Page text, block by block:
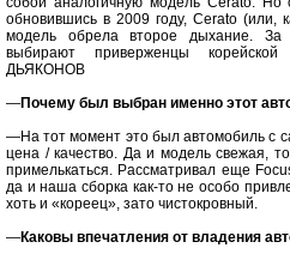
обновившись в 2009 году, Cerato (или,
модель обрела второе дыхание. За
выбирают приверженцы корейской
ДЬЯКОНОВ
—Почему был выбран именно этот
—На тот момент это был автомобиль с
цена / качество. Да и модель свежая,
примелькаться. Рассматривал еще
да и наша сборка как-то не особо
хоть и «кореец», зато чистокровный.
—Каковы впечатления от владения